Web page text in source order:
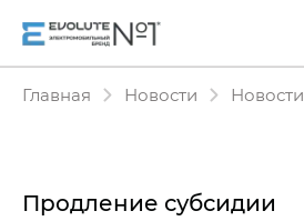
Главная Новости Новости
Продление субсидии